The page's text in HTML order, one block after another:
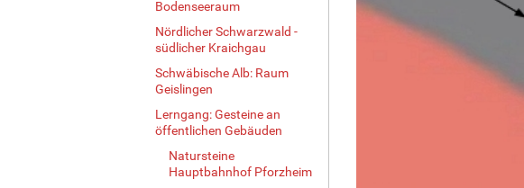
Bodenseeraum
Nördlicher Schwarzwald -
südlicher Kraichgau
Schwäbische Alb: Raum
Geislingen
Lerngang: Gesteine an
öffentlichen Gebäuden
Natursteine
Hauptbahnhof Pforzheim